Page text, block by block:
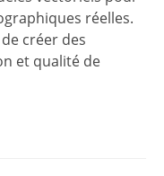
réelles.
créer des
et qualité de